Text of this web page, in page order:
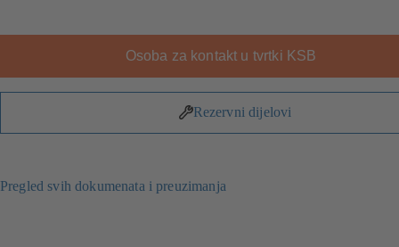
Osoba za kontakt u tvrtki KSB
Rezervni dijelovi
Pregled svih dokumenata i preuzimanja